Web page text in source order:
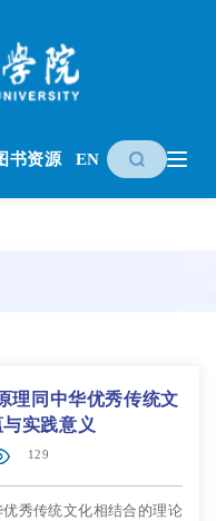
书资源 EN
理同中华优秀传统文
实践意义
129
秀传统文化相结合的理论